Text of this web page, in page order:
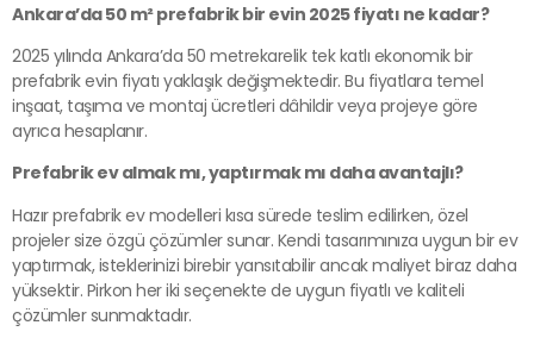
Ankara’da 50 m² prefabrik bir evin 2025 fiyatı ne kadar?
2025 yılında Ankara’da 50 metrekarelik tek katlı ekonomik bir
prefabrik evin fiyatı yaklaşık değişmektedir. Bu fiyatlara temel
inşaat, taşıma ve montaj ücretleri dâhildir veya projeye göre
ayrıca hesaplanır.
Prefabrik ev almak mı, yaptırmak mı daha avantajlı?
Hazır prefabrik ev modelleri kısa sürede teslim edilirken, özel
projeler size özgü çözümler sunar. Kendi tasarımınıza uygun bir ev
yaptırmak, isteklerinizi birebir yansıtabilir ancak maliyet biraz daha
yüksektir. Pirkon her iki seçenekte de uygun fiyatlı ve kaliteli
çözümler sunmaktadır.